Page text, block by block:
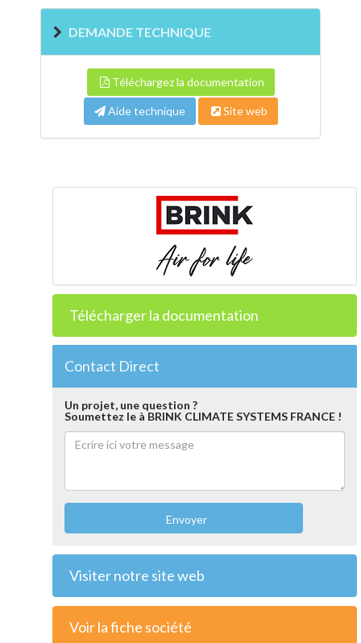
DEMANDE TECHNIQUE
Téléchargez la documentation
Aide technique Site web
Télécharger la documentation
Contact Direct
Un projet, une question ?
Soumettez le à BRINK CLIMATE SYSTEMS FRANCE !
Envoyer
Visiter notre site web
Voir la fiche société